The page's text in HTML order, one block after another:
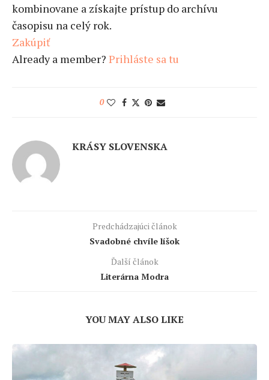
kombinovane a získajte prístup do archívu
časopisu na celý rok.
Zakúpiť
Already a member? Prihláste sa tu
0
KRÁSY SLOVENSKA
Predchádzajúci článok
Svadobné chvíle líšok
Ďalší článok
Literárna Modra
YOU MAY ALSO LIKE